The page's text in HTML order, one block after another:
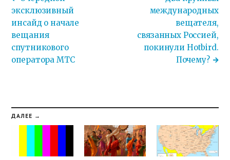
эксклюзивный
инсайд о начале
вещания
спутникового
оператора МТС
международных
вещателя,
связанных Россией,
покинули Hotbird.
Почему?
ДАЛЕЕ →